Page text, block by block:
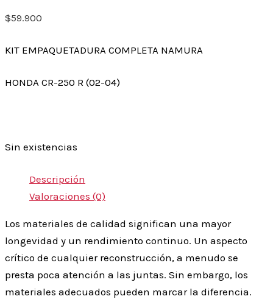
$59.900
KIT EMPAQUETADURA COMPLETA NAMURA
HONDA CR-250 R (02-04)
Sin existencias
Descripción
Valoraciones (0)
Los materiales de calidad significan una mayor
longevidad y un rendimiento continuo. Un aspecto
crítico de cualquier reconstrucción, a menudo se
presta poca atención a las juntas. Sin embargo, los
materiales adecuados pueden marcar la diferencia.